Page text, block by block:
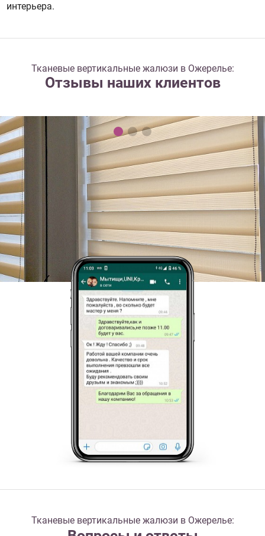
интерьера.
Тканевые вертикальные жалюзи в Ожерелье:
Отзывы наших клиентов
Тканевые вертикальные жалюзи в Ожерелье: